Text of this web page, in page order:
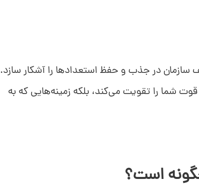
سازمان در جذب و حفظ استعدادها را آشکار سازد.
قوت شما را تقویت می‌کند، بلکه زمینه‌هایی که به
است؟